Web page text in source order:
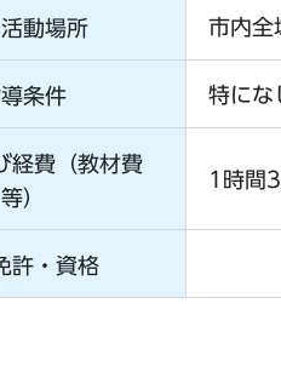
動場所 市内全
条件 特にな
経費（教材費
等）
1時間
許・資格